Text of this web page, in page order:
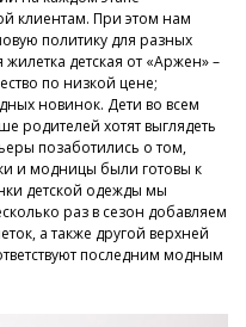
клиентам. При этом нам
политику для разных
детская от «Аржен» –
по низкой цене;
новинок. Дети во всем
родителей хотят выглядеть
позаботились о том,
и модницы были готовы к
детской одежды мы
раз в сезон добавляем
а также другой верхней
последним модным